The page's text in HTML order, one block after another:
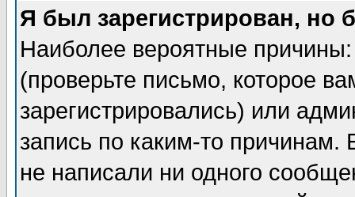
Я был зарегистрирован, но
Наиболее вероятные
(проверьте письмо, которое
зарегистрировались) или
запись по каким-то
не написали ни одного